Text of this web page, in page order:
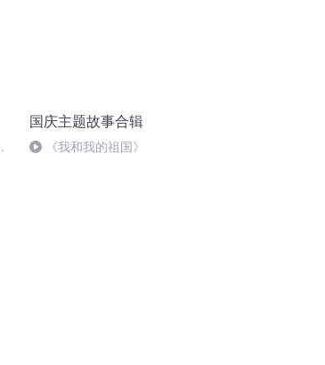
国庆主题故事合辑
《我和我的祖国》